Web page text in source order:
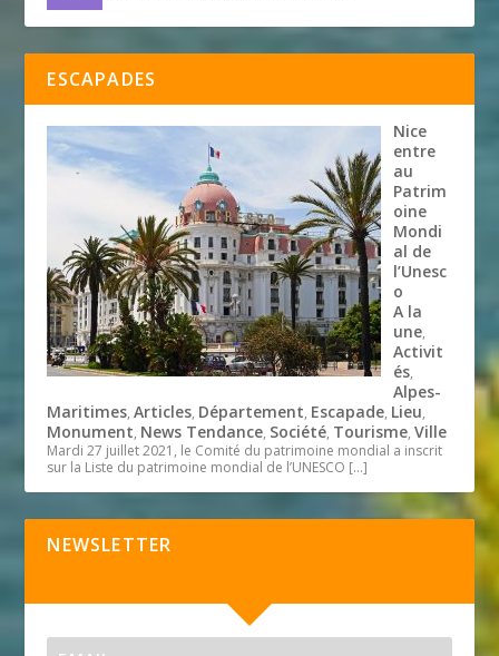
ESCAPADES
Nice
entre
au
Patrim
oine
Mondi
al de
l’Unesc
o
A la
une,
Activit
és,
Alpes-
Maritimes,Articles, Département, Escapade, Lieu,
Monument, News Tendance, Société, Tourisme,Ville
Mardi 27 juillet 2021, le Comité du patrimoine mondial a inscrit
sur la Liste du patrimoine mondial de l’UNESCO […]
NEWSLETTER